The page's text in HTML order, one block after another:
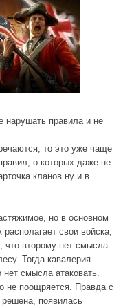
нарушать правила и не
то это уже чаще
о которых даже не
кланов ну и в
но в основном
свои войска,
что второму нет смысла
Тогда кавалерия
нет смысла атаковать.
не поощряется. Правда с
появилась